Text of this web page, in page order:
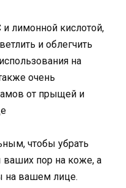
лимонной кислотой,
и облегчить
на
очень
от прыщей и
чтобы убрать
пор на коже, а
на вашем лице.